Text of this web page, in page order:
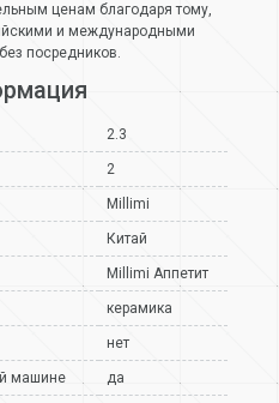
ценам благодаря тому,
и международными
посредников.
2.3
2
Millimi
Китай
Millimi Аппетит
керамика
нет
машине да